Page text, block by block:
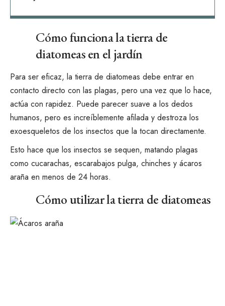
Cómo funciona la tierra de
diatomeas en el jardín
Para ser eficaz, la tierra de diatomeas debe entrar en
contacto directo con las plagas, pero una vez que lo hace,
actúa con rapidez. Puede parecer suave a los dedos
humanos, pero es increíblemente afilada y destroza los
exoesqueletos de los insectos que la tocan directamente.
Esto hace que los insectos se sequen, matando plagas
como cucarachas, escarabajos pulga, chinches y ácaros
araña en menos de 24 horas.
Cómo utilizar la tierra de diatomeas